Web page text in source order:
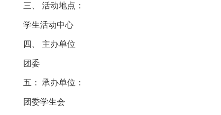
三、 活动地点：
学生活动中心
四、 主办单位
团委
五： 承办单位：
团委学生会